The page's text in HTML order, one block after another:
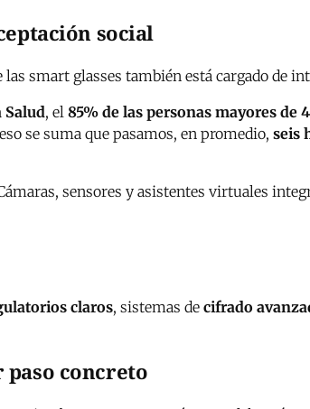
social
las smart glasses también está cargado de
, el 85% de las personas mayores de
se suma que pasamos, en promedio, seis
sensores y asistentes virtuales
claros, sistemas de cifrado
paso concreto